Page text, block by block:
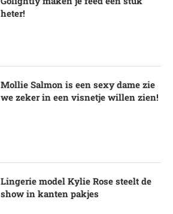
heter!
Mollie Salmon is een sexy dame zie
we zeker in een visnetje willen zien!
Lingerie model Kylie Rose steelt de
show in kanten pakjes